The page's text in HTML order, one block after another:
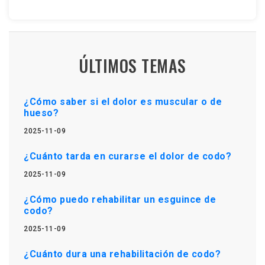
ÚLTIMOS TEMAS
¿Cómo saber si el dolor es muscular o de
hueso?
2025-11-09
¿Cuánto tarda en curarse el dolor de codo?
2025-11-09
¿Cómo puedo rehabilitar un esguince de
codo?
2025-11-09
¿Cuánto dura una rehabilitación de codo?